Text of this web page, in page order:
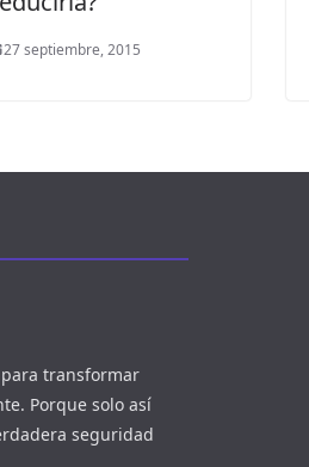
27 septiembre, 2015
transformar
Porque solo así
seguridad